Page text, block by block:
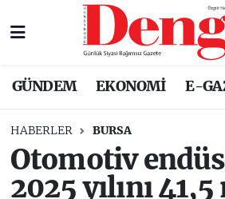
GÜNDEM EKONOMİ E-
HABERLER BURSA
Otomotiv
2025 yılını
Nöbetçi Eczaneler
Trafik Durumu
Süper Lig Puan Durumu